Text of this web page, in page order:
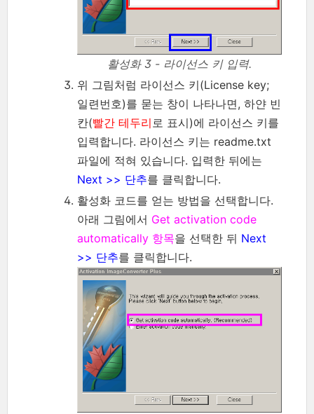
활성화 3 - 라이선스 키 입력.
위 그림처럼 라이선스 키(License key;
일련번호)를 묻는 창이 나타나면, 하얀 빈
칸(빨간 테두리로 표시)에 라이선스 키를
입력합니다. 라이선스 키는 readme.txt
파일에 적혀 있습니다. 입력한 뒤에는
Next >> 단추를 클릭합니다.
활성화 코드를 얻는 방법을 선택합니다.
아래 그림에서 Get activation code
automatically 항목을 선택한 뒤 Next
>> 단추를 클릭합니다.